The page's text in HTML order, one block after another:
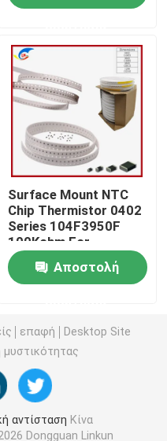
NTC
Surface Mount NTC
Chip Thermistor 0402
Series 104F3950F
100Kohm For
Detection
TemperatureΑποστολή
επαφή
Desktop Site
μυστικότητας
αντίσταση Κίνα
Dongguan Linkun